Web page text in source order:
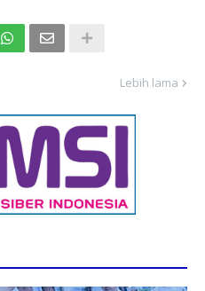
Lebih lama